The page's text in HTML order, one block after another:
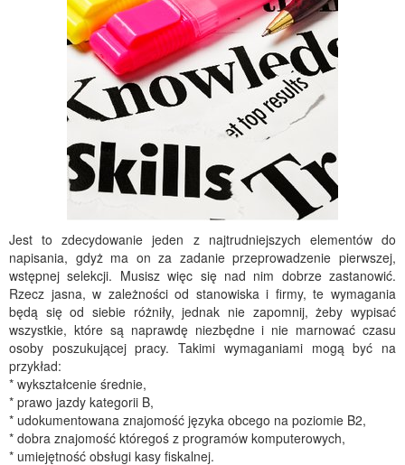
Jest to zdecydowanie jeden z najtrudniejszych elementów do
napisania, gdyż ma on za zadanie przeprowadzenie pierwszej,
wstępnej selekcji. Musisz więc się nad nim dobrze zastanowić.
Rzecz jasna, w zależności od stanowiska i firmy, te wymagania
będą się od siebie różniły, jednak nie zapomnij, żeby wypisać
wszystkie, które są naprawdę niezbędne i nie marnować czasu
osoby poszukującej pracy. Takimi wymaganiami mogą być na
przykład:
* wykształcenie średnie,
* prawo jazdy kategorii B,
* udokumentowana znajomość języka obcego na poziomie B2,
* dobra znajomość któregoś z programów komputerowych,
* umiejętność obsługi kasy fiskalnej.